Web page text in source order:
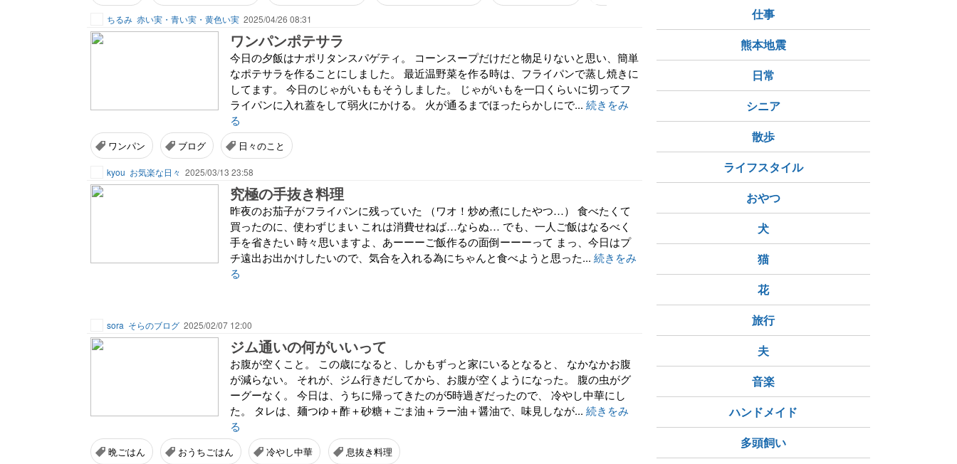
ちるみ 赤い実・青い実・黄色い実 2025/04/26 08:31
ワンパンポテサラ
今日の夕飯はナポリタンスパゲティ。 コーンスープだけだと物足りないと思い、簡単
なポテサラを作ることにしました。 最近温野菜を作る時は、フライパンで蒸し焼きに
してます。 今日のじゃがいももそうしました。 じゃがいもを一口くらいに切ってフ
ライパンに入れ蓋をして弱火にかける。 火が通るまでほったらかしにで... 続きをみ
る
ワンパン ブログ 日々のこと
kyou お気楽な日々 2025/03/13 23:58
究極の手抜き料理
昨夜のお茄子がフライパンに残っていた （ワオ！炒め煮にしたやつ…） 食べたくて
買ったのに、使わずじまい これは消費せねば…ならぬ… でも、一人ご飯はなるべく
手を省きたい 時々思いますよ、あーーーご飯作るの面倒ーーーって まっ、今日はプ
チ遠出お出かけしたいので、気合を入れる為にちゃんと食べようと思った... 続きをみ
る
sora そらのブログ 2025/02/07 12:00
ジム通いの何がいいって
お腹が空くこと。 この歳になると、しかもずっと家にいるとなると、 なかなかお腹
が減らない。 それが、ジム行きだしてから、お腹が空くようになった。 腹の虫がグ
ーグーなく。 今日は、うちに帰ってきたのが5時過ぎだったので、 冷やし中華にし
た。 タレは、麺つゆ＋酢＋砂糖＋ごま油＋ラー油＋醤油で、味見しなが... 続きをみ
る
晩ごはん おうちごはん 冷やし中華 息抜き料理
仕事
熊本地震
日常
シニア
散歩
ライフスタイル
おやつ
犬
猫
花
旅行
夫
音楽
ハンドメイド
多頭飼い